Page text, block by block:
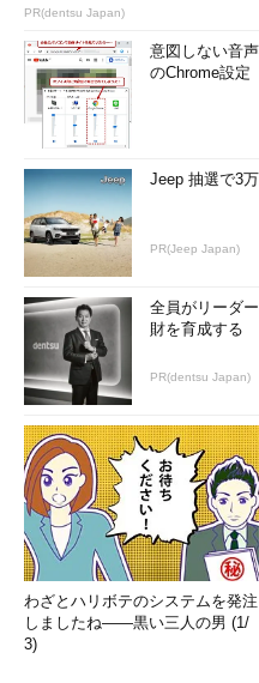
PR(dentsu Japan)
意図しない音
のChrome設定
Jeep 抽選で3
PR(Jeep Japan)
全員がリーダ
財を育成する
PR(dentsu Japan)
わざとハリボテのシステムを発注
しましたね――黒い三人の男 (1/
3)